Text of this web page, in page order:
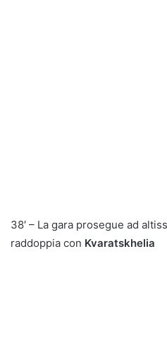
38′ – La gara prosegue ad
raddoppia con Kvaratskhelia